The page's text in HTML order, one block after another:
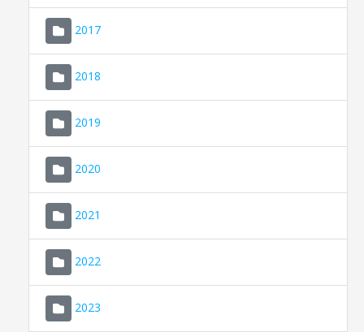
2017
2018
2019
2020
2021
2022
2023